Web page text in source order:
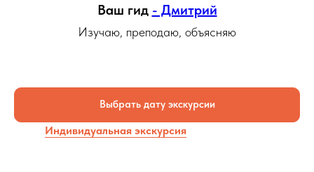
Ваш гид - Дмитрий
Изучаю, преподаю, объясняю
Выбрать дату экскурсии
Индивидуальная экскурсия